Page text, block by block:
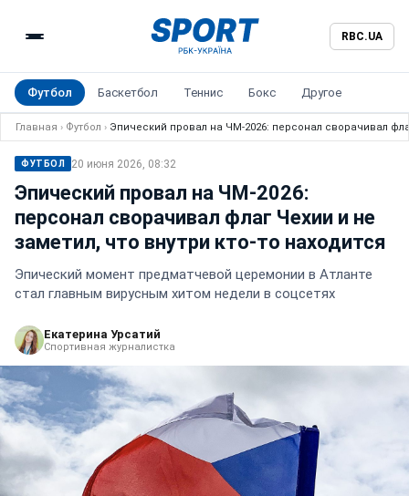
RBC.UA
Футбол Баскетбол Теннис Бокс Другое
Главная › Футбол › Эпический провал на ЧМ-2026: персонал сворачивал
ФУТБОЛ 20 июня 2026, 08:32
Эпический провал на ЧМ-2026:
персонал сворачивал флаг Чехии и не
заметил, что внутри кто-то находится
Эпический момент предматчевой церемонии в Атланте
стал главным вирусным хитом недели в соцсетях
Екатерина Урсатий
Спортивная журналистка